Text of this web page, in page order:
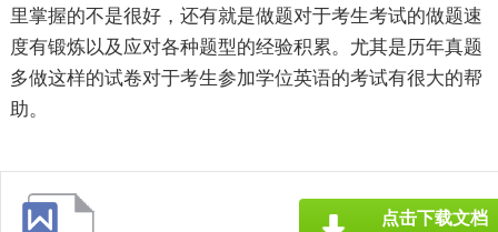
里掌握的不是很好，还有就是做题对于考生考试的做题速
度有锻炼以及应对各种题型的经验积累。尤其是历年真题
多做这样的试卷对于考生参加学位英语的考试有很大的帮
助。
点击下载文档